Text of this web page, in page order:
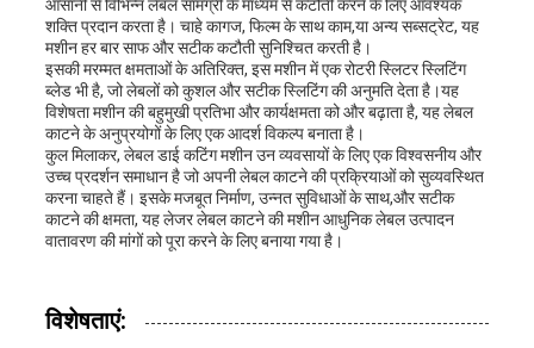
आसानी से विभिन्न लेबल सामग्री के माध्यम से कटौती करने के लिए आवश्यक
शक्ति प्रदान करता है। चाहे कागज, फिल्म के साथ काम,या अन्य सब्सट्रेट, यह
मशीन हर बार साफ और सटीक कटौती सुनिश्चित करती है।
इसकी मरम्मत क्षमताओं के अतिरिक्त, इस मशीन में एक रोटरी स्लिटर स्लिटिंग
ब्लेड भी है, जो लेबलों को कुशल और सटीक स्लिटिंग की अनुमति देता है।यह
विशेषता मशीन की बहुमुखी प्रतिभा और कार्यक्षमता को और बढ़ाता है, यह लेबल
काटने के अनुप्रयोगों के लिए एक आदर्श विकल्प बनाता है।
कुल मिलाकर, लेबल डाई कटिंग मशीन उन व्यवसायों के लिए एक विश्वसनीय और
उच्च प्रदर्शन समाधान है जो अपनी लेबल काटने की प्रक्रियाओं को सुव्यवस्थित
करना चाहते हैं। इसके मजबूत निर्माण, उन्नत सुविधाओं के साथ,और सटीक
काटने की क्षमता, यह लेजर लेबल काटने की मशीन आधुनिक लेबल उत्पादन
वातावरण की मांगों को पूरा करने के लिए बनाया गया है।
विशेषताएं: